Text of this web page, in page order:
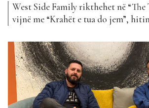
West Side Family rikthehet në
vijnë me “Krahët e tua do jem”,
do jem” është publikuar në
‘lyrics video’ dhe menjëherë ka
publiku, të cilët e kanë...